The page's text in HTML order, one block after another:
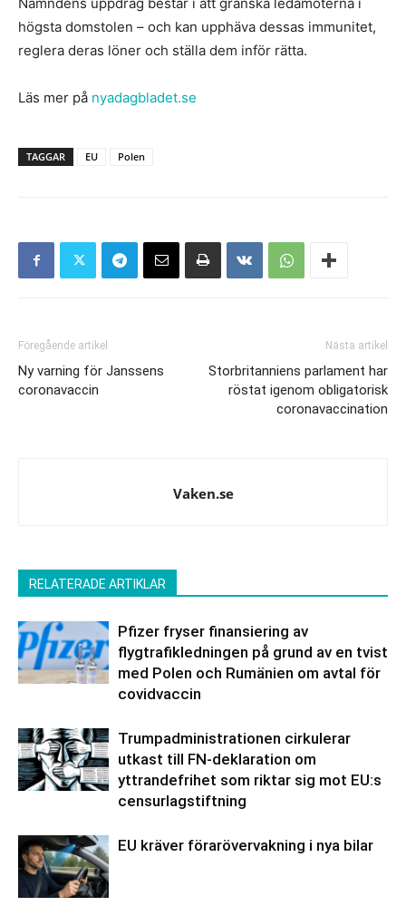
Nämndens uppdrag består i att granska ledamöterna i
högsta domstolen – och kan upphäva dessas immunitet,
reglera deras löner och ställa dem inför rätta.
Läs mer på nyadagbladet.se
TAGGAR EU Polen
Föregående artikel
Ny varning för Janssens
coronavaccin
Nästa artikel
Storbritanniens parlament har
röstat igenom obligatorisk
coronavaccination
Vaken.se
RELATERADE ARTIKLAR
Pfizer fryser finansiering av
flygtrafikledningen på grund av en tvist
med Polen och Rumänien om avtal för
covidvaccin
Trumpadministrationen cirkulerar
utkast till FN-deklaration om
yttrandefrihet som riktar sig mot EU:s
censurlagstiftning
EU kräver förarövervakning i nya bilar